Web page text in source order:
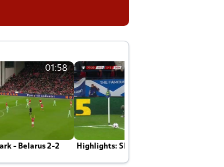
01:58
- Belarus 2-2 Highlights: Skotland - Danmark 4-2